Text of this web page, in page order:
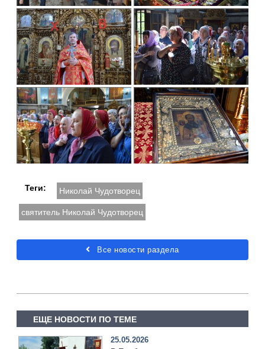
Теги: Николай Чудотворец
святитель Николай Чудотворец
Все новости раздела
ЕЩЕ НОВОСТИ ПО ТЕМЕ
25.05.2026